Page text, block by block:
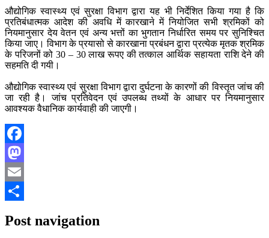
औद्योगिक स्वास्थ्य एवं सुरक्षा विभाग द्वारा यह भी निर्देशित किया गया है कि
प्रतिबंधात्मक आदेश की अवधि में कारखाने में नियोजित सभी श्रमिकों को
नियमानुसार देय वेतन एवं अन्य भत्तों का भुगतान निर्धारित समय पर सुनिश्चित
किया जाए। विभाग के प्रयासो से कारखाना प्रबंधन द्वारा प्रत्येक मृतक श्रमिक
के परिजनों को 30 – 30 लाख रूपए की तत्काल आर्थिक सहायता राशि देने की
सहमति दी गयी।
औद्योगिक स्वास्थ्य एवं सुरक्षा विभाग द्वारा दुर्घटना के कारणों की विस्तृत जांच की
जा रही है। जांच प्रतिवेदन एवं उपलब्ध तथ्यों के आधार पर नियमानुसार
आवश्यक वैधानिक कार्यवाही की जाएगी।
Facebook
Mastodon
Email
Post navigation